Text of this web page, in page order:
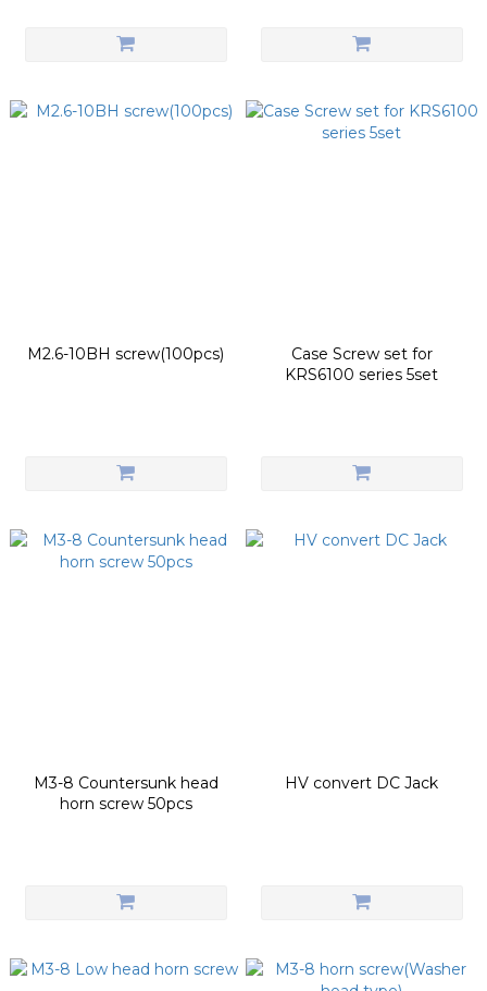
M2.6-10BH screw(100pcs)
Case Screw set for
KRS6100 series 5set
M3-8 Countersunk head
horn screw 50pcs
HV convert DC Jack